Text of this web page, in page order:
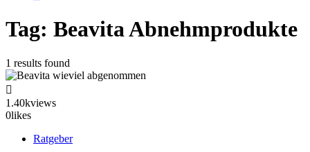
Tag: Beavita Abnehmprodukte
1 results found
1.40kviews
0likes
Ratgeber